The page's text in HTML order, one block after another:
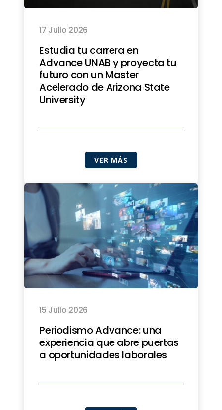
17 Julio 2026
Estudia tu carrera en
Advance UNAB y proyecta tu
futuro con un Master
Acelerado de Arizona State
University
VER MÁS
15 Julio 2026
Periodismo Advance: una
experiencia que abre puertas
a oportunidades laborales